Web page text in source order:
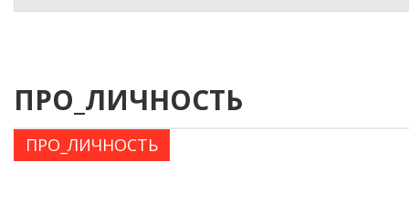
ПРО_ЛИЧНОСТЬ
ПРО_ЛИЧНОСТЬ